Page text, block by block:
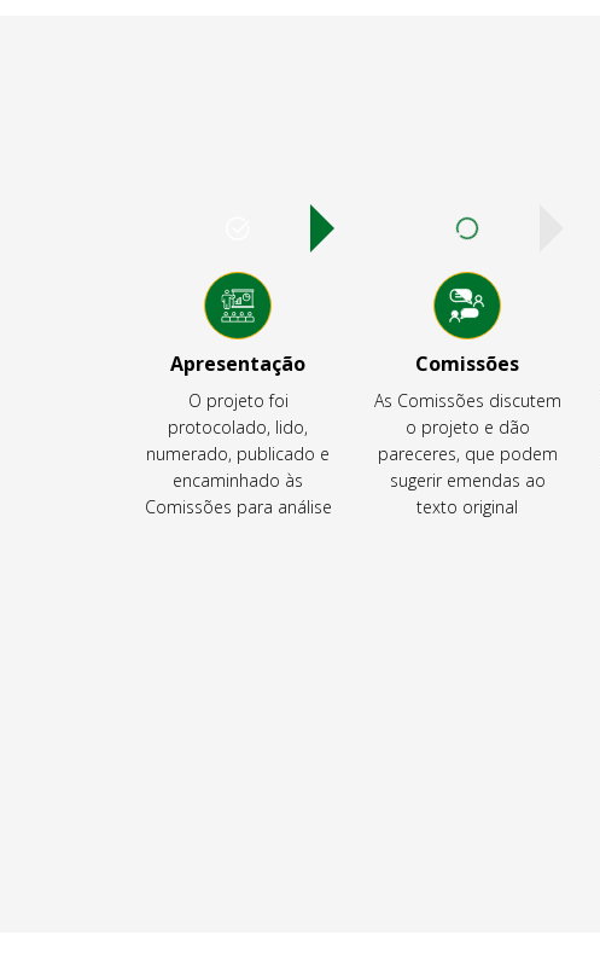
Apresentação
O projeto foi
protocolado, lido,
numerado, publicado e
encaminhado às
Comissões para análise
Comissões
As Comissões discutem
o projeto e dão
pareceres, que podem
sugerir emendas ao
texto original